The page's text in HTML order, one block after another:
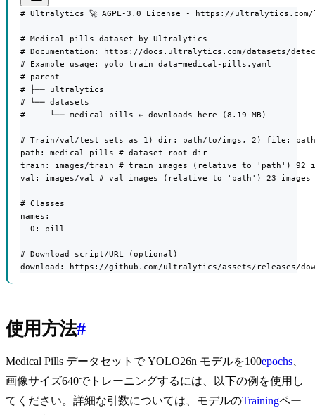
# Ultralytics 🚀 AGPL-3.0 License - https://ultralytics.com/
# Medical-pills dataset by Ultralytics
# Documentation: https://docs.ultralytics.com/datasets/
# Example usage: yolo train data=medical-pills.yaml
# parent
# ├── ultralytics
# └── datasets
#     └── medical-pills ← downloads here (8.19 MB)
# Train/val/test sets as 1) dir: path/to/imgs, 2) file:
path: medical-pills # dataset root dir
train: images/train # train images (relative to 'path') 92
val: images/val # val images (relative to 'path') 23 images
# Classes
names:
  0: pill
# Download script/URL (optional)
download: https://github.com/ultralytics/assets/releases/
使用方法#
Medical Pills データセットで YOLO26n モデルを100epochs
画像サイズ640でトレーニングするには、以下の例を使用し
てください。詳細な引数については、モデルのTrainingペー